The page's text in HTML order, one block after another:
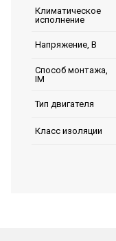
Климатическое
исполнение
Напряжение, В
Способ монтажа,
IM
Тип двигателя
Класс изоляции